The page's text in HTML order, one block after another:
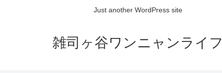
Just another WordPress site
雑司ヶ谷ワンニャンライフ